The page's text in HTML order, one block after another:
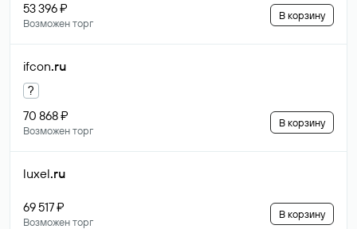
53 396 ₽
Возможен торг
В корзину
ifcon.ru
?
70 868 ₽
Возможен торг
В корзину
luxel.ru
69 517 ₽
Возможен торг
В корзину